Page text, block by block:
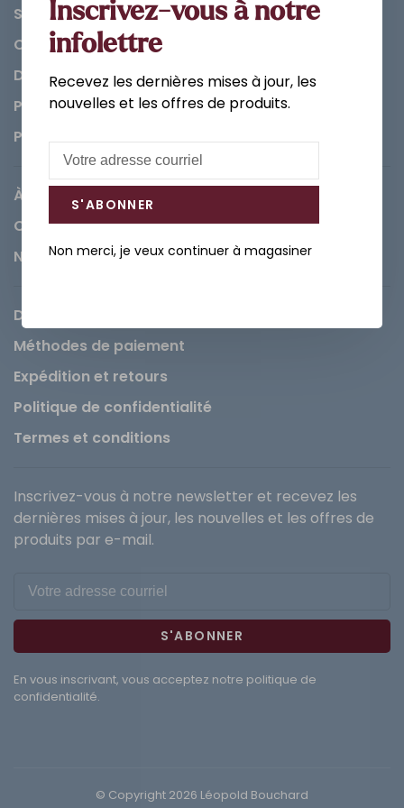
Salle de bain
Cuisine
Décorations et Accessoires
Peintures
Pièces
À propos de Léopold
Carrières
Nous contacter
Demande de service
Méthodes de paiement
Expédition et retours
Politique de confidentialité
Termes et conditions
Inscrivez-vous à notre newsletter et recevez les
dernières mises à jour, les nouvelles et les offres de
produits par e-mail.
S'ABONNER
En vous inscrivant, vous acceptez notre politique de
confidentialité.
© Copyright 2026 Léopold Bouchard
Inscrivez-vous à notre
infolettre
Recevez les dernières mises à jour, les
nouvelles et les offres de produits.
S'ABONNER
Non merci, je veux continuer à magasiner